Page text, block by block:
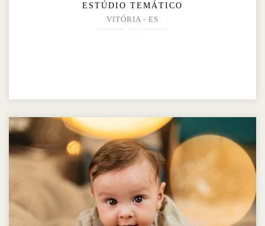
ESTÚDIO TEMÁTICO
VITÓRIA - ES